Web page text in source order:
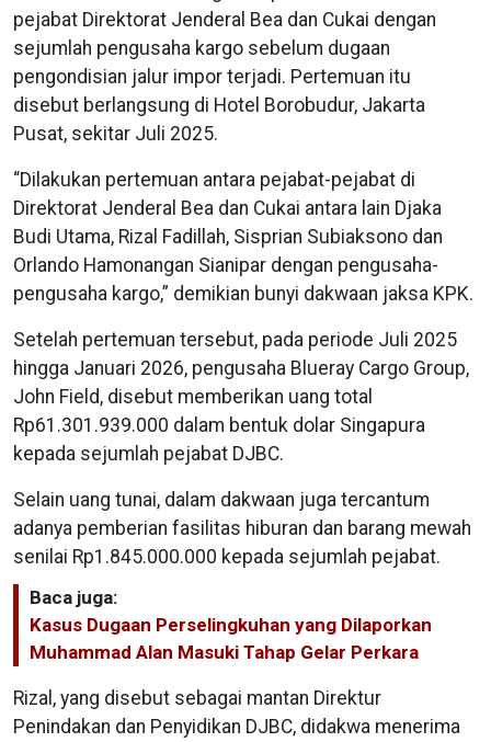
pejabat Direktorat Jenderal Bea dan Cukai dengan
sejumlah pengusaha kargo sebelum dugaan
pengondisian jalur impor terjadi. Pertemuan itu
disebut berlangsung di Hotel Borobudur, Jakarta
Pusat, sekitar Juli 2025.
“Dilakukan pertemuan antara pejabat-pejabat di
Direktorat Jenderal Bea dan Cukai antara lain Djaka
Budi Utama, Rizal Fadillah, Sisprian Subiaksono dan
Orlando Hamonangan Sianipar dengan pengusaha-
pengusaha kargo,” demikian bunyi dakwaan jaksa KPK.
Setelah pertemuan tersebut, pada periode Juli 2025
hingga Januari 2026, pengusaha Blueray Cargo Group,
John Field, disebut memberikan uang total
Rp61.301.939.000 dalam bentuk dolar Singapura
kepada sejumlah pejabat DJBC.
Selain uang tunai, dalam dakwaan juga tercantum
adanya pemberian fasilitas hiburan dan barang mewah
senilai Rp1.845.000.000 kepada sejumlah pejabat.
Baca juga:
Kasus Dugaan Perselingkuhan yang Dilaporkan
Muhammad Alan Masuki Tahap Gelar Perkara
Rizal, yang disebut sebagai mantan Direktur
Penindakan dan Penyidikan DJBC, didakwa menerima